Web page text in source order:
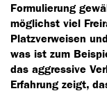
Formulierung
möglichst viel
Platzverweisen
was ist zum
das aggressive
Erfahrung zeigt,